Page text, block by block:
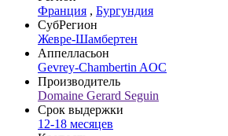
Франция , Бургундия
СубРегион
Жевре-Шамбертен
Аппелласьон
Gevrey-Chambertin AOC
Производитель
Domaine Gerard Seguin
Срок выдержки
12-18 месяцев